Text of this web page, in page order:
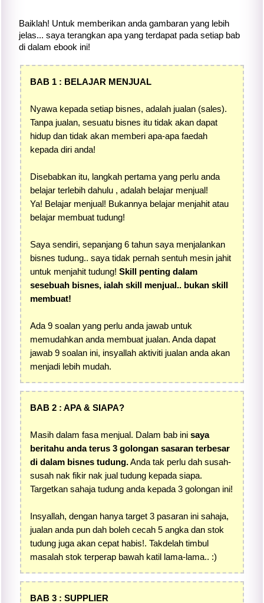
Baiklah! Untuk memberikan anda gambaran yang lebih
jelas... saya terangkan apa yang terdapat pada setiap bab
di dalam ebook ini!
BAB 1 : BELAJAR MENJUAL
Nyawa kepada setiap bisnes, adalah jualan (sales).
Tanpa jualan, sesuatu bisnes itu tidak akan dapat
hidup dan tidak akan memberi apa-apa faedah
kepada diri anda!
Disebabkan itu, langkah pertama yang perlu anda
belajar terlebih dahulu , adalah belajar menjual!
Ya! Belajar menjual! Bukannya belajar menjahit atau
belajar membuat tudung!
Saya sendiri, sepanjang 6 tahun saya menjalankan
bisnes tudung.. saya tidak pernah sentuh mesin jahit
untuk menjahit tudung!Skill penting dalam
sesebuah bisnes, ialah skill menjual.. bukan skill
membuat!
Ada 9 soalan yang perlu anda jawab untuk
memudahkan anda membuat jualan. Anda dapat
jawab 9 soalan ini, insyallah aktiviti jualan anda akan
menjadi lebih mudah.
BAB 2 : APA & SIAPA?
Masih dalam fasa menjual. Dalam bab ini saya
beritahu anda terus 3 golongan sasaran terbesar
di dalam bisnes tudung.Anda tak perlu dah susah-
susah nak fikir nak jual tudung kepada siapa.
Targetkan sahaja tudung anda kepada 3 golongan ini!
Insyallah, dengan hanya target 3 pasaran ini sahaja,
jualan anda pun dah boleh cecah 5 angka dan stok
tudung juga akan cepat habis!. Takdelah timbul
masalah stok terperap bawah katil lama-lama.. :)
BAB 3 : SUPPLIER